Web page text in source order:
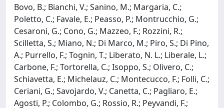
Bovo, B.; Bianchi, V.; Sanino, M.; Margaria, C.;
Poletto, C.; Favale, E.; Peasso, P.; Montrucchio, G.;
Cesaroni, G.; Cono, G.; Mazzeo, F.; Rozzini, R.;
Scilletta, S.; Miano, N.; Di Marco, M.; Piro, S.; Di Pino,
A.; Purrello, F.; Tognin, T.; Liberato, N. L.; Liberale, L.;
Carbone, F.; Tortorella, C.; Isoppo, S.; Olivero, C.;
Schiavetta, E.; Michelauz, C.; Montecucco, F.; Folli, C.;
Ceriani, G.; Savojardo, V.; Canetta, C.; Pagliaro, E.;
Agosti, P.; Colombo, G.; Rossio, R.; Peyvandi, F.;